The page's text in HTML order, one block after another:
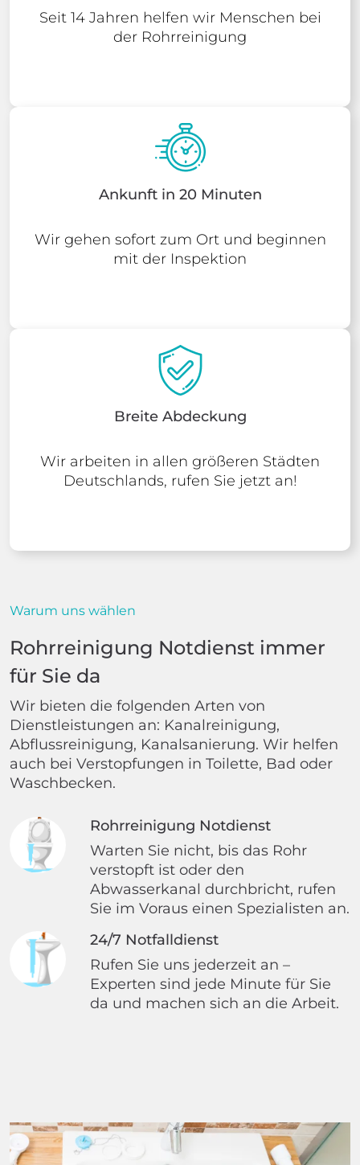
Seit 14 Jahren helfen wir Menschen bei
der Rohrreinigung
Ankunft in 20 Minuten
Wir gehen sofort zum Ort und beginnen
mit der Inspektion
Breite Abdeckung
Wir arbeiten in allen größeren Städten
Deutschlands, rufen Sie jetzt an!
Warum uns wählen
Rohrreinigung Notdienst immer
für Sie da
Wir bieten die folgenden Arten von
Dienstleistungen an: Kanalreinigung,
Abflussreinigung, Kanalsanierung. Wir helfen
auch bei Verstopfungen in Toilette, Bad oder
Waschbecken.
Rohrreinigung Notdienst
Warten Sie nicht, bis das Rohr
verstopft ist oder den
Abwasserkanal durchbricht, rufen
Sie im Voraus einen Spezialisten an.
24/7 Notfalldienst
Rufen Sie uns jederzeit an –
Experten sind jede Minute für Sie
da und machen sich an die Arbeit.